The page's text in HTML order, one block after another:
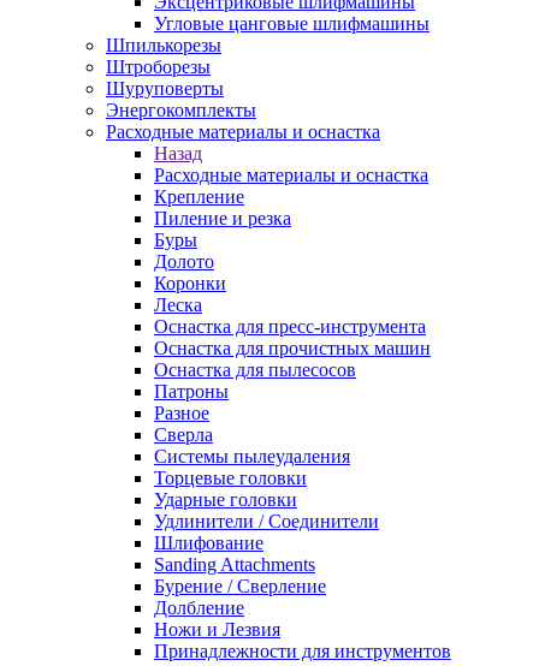
Угловые цанговые шлифмашины
Шпилькорезы
Штроборезы
Шуруповерты
Энергокомплекты
Расходные материалы и оснастка
Назад
Расходные материалы и оснастка
Крепление
Пиление и резка
Буры
Долото
Коронки
Леска
Оснастка для пресс-инструмента
Оснастка для прочистных машин
Оснастка для пылесосов
Патроны
Разное
Сверла
Системы пылеудаления
Торцевые головки
Ударные головки
Удлинители / Соединители
Шлифование
Sanding Attachments
Бурение / Сверление
Долбление
Ножи и Лезвия
Принадлежности для инструментов